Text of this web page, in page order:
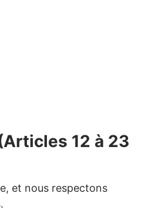
12 à 23
et nous respectons